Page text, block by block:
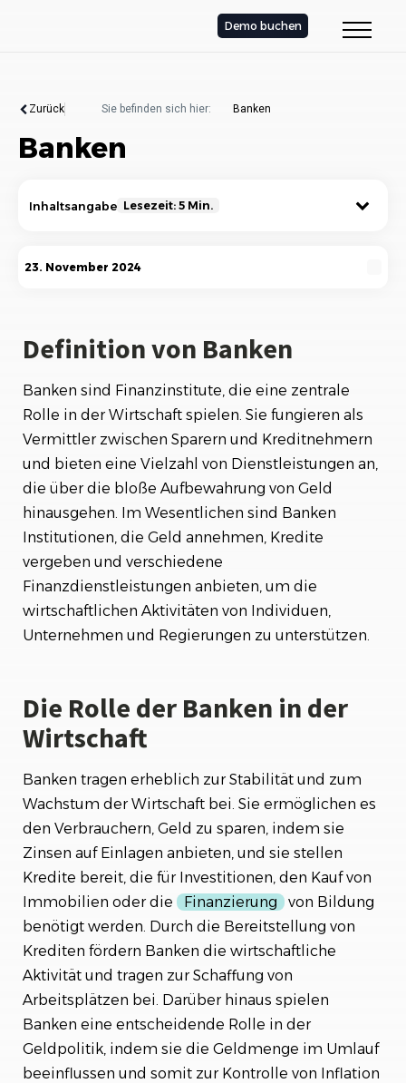
Demo buchen
Zurück Sie befinden sich hier: Banken
Banken
Inhaltsangabe Lesezeit: 5 Min.
Definition von Banken
Arten von Banken
Regulierung und Sicherheit von Banken
Fazit
23. November 2024
Definition von Banken
Banken sind Finanzinstitute, die eine zentrale
Rolle in der Wirtschaft spielen. Sie fungieren als
Vermittler zwischen Sparern und Kreditnehmern
und bieten eine Vielzahl von Dienstleistungen an,
die über die bloße Aufbewahrung von Geld
hinausgehen. Im Wesentlichen sind Banken
Institutionen, die Geld annehmen, Kredite
vergeben und verschiedene
Finanzdienstleistungen anbieten, um die
wirtschaftlichen Aktivitäten von Individuen,
Unternehmen und Regierungen zu unterstützen.
Die Rolle der Banken in der
Wirtschaft
Banken tragen erheblich zur Stabilität und zum
Wachstum der Wirtschaft bei. Sie ermöglichen es
den Verbrauchern, Geld zu sparen, indem sie
Zinsen auf Einlagen anbieten, und sie stellen
Kredite bereit, die für Investitionen, den Kauf von
Immobilien oder die
Finanzierung
von Bildung
benötigt werden. Durch die Bereitstellung von
Krediten fördern Banken die wirtschaftliche
Aktivität und tragen zur Schaffung von
Arbeitsplätzen bei. Darüber hinaus spielen
Banken eine entscheidende Rolle in der
Geldpolitik, indem sie die Geldmenge im Umlauf
beeinflussen und somit zur Kontrolle von Inflation